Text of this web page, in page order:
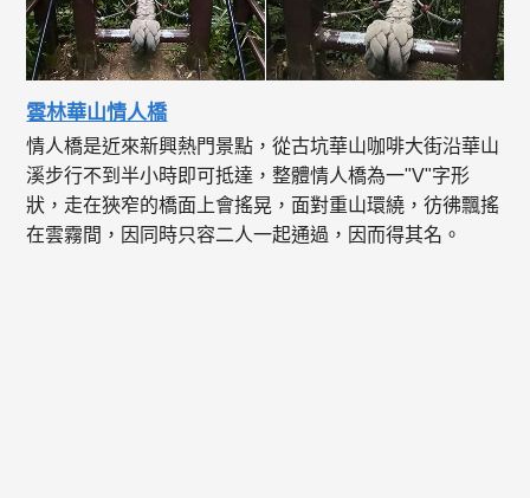
雲林華山情人橋
情人橋是近來新興熱門景點，從古坑華山咖啡大街沿華山
溪步行不到半小時即可抵達，整體情人橋為一"V"字形
狀，走在狹窄的橋面上會搖晃，面對重山環繞，彷彿飄搖
在雲霧間，因同時只容二人一起通過，因而得其名。